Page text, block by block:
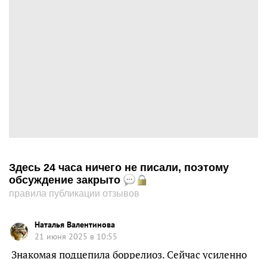
Здесь 24 часа ничего не писали, поэтому
обсуждение закрыто
правила публикации отзывов
Наталья Валентинова
21 июня 2025 в 10:55
Знакомая подцепила боррелиоз. Сейчас усиленно